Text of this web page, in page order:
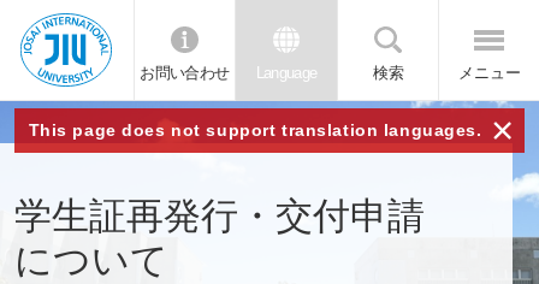
JIU 城西国
際大学
お問い合わせ Language 検索 メニュー
This page does not support translation languages. ×
学生証再発行・交付申請
について